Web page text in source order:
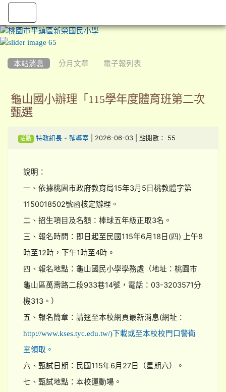
本站消息 分月文章 電子報列表
龜山國小辦理「115學年度體育班第二次
甄選
活動 特教組長- 輔導室 | 2026-06-03 | 點閱數： 55
說明：
一、依據桃園市政府教育局15年3月5日桃教體字第
1150018502號函核定辦理。
二、招生項目及名額：棒球五年級正取3名。
三、報名時間：即日起至民國115年6月18日(四) 上午8
時至12時，下午1時至4時。
四、報名地點：龜山國民小學學務處（地址：桃園市
龜山區萬壽路二段933巷14號，電話：03-3203571分
機313。）
五、報名簡章：請逕至本校網頁最新消息(網址：
http://www.kses.tyc.edu.tw/)下載或至本校校門口警衛
室領取。
六、甄試日期：民國115年6月27日（星期六）。
七、甄試地點：本校運動場。